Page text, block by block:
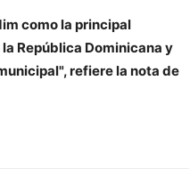
como la principal
República Dominicana y
refiere la nota de